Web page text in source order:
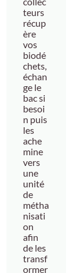
teurs
récup
ère
vos
biodé
chets,
échan
ge le
bac si
besoi
n puis
les
ache
mine
vers
une
unité
de
métha
nisati
on
afin
de les
transf
ormer